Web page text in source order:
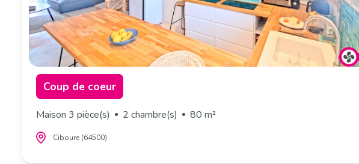
Coup de coeur
Maison 3 pièce(s) 2 chambre(s) 80 m²
Ciboure (64500)